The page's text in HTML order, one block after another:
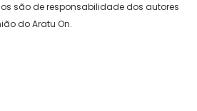
são de responsabilidade dos autores
do Aratu On.